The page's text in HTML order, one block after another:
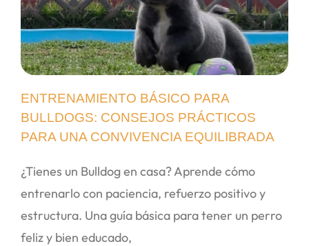
ENTRENAMIENTO BÁSICO PARA
BULLDOGS: CONSEJOS PRÁCTICOS
PARA UNA CONVIVENCIA EQUILIBRADA
¿Tienes un Bulldog en casa? Aprende cómo
entrenarlo con paciencia, refuerzo positivo y
estructura. Una guía básica para tener un perro
feliz y bien educado,